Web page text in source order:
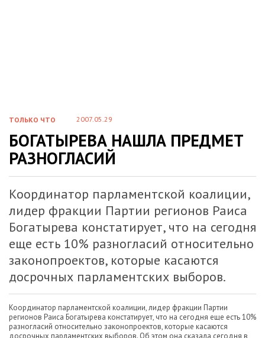
ТОЛЬКО ЧТО 2007.05.29
БОГАТЫРЕВА НАШЛА ПРЕДМЕТ
РАЗНОГЛАСИЙ
Координатор парламентской коалиции,
лидер фракции Партии регионов Раиса
Богатырева констатирует, что на сегодня
еще есть 10% разногласий относительно
законопроектов, которые касаются
досрочных парламентских выборов.
Координатор парламентской коалиции, лидер фракции Партии
регионов Раиса Богатырева констатирует, что на сегодня еще есть 10%
разногласий относительно законопроектов, которые касаются
досрочных парламентских выборов. Об этом она сказала сегодня в